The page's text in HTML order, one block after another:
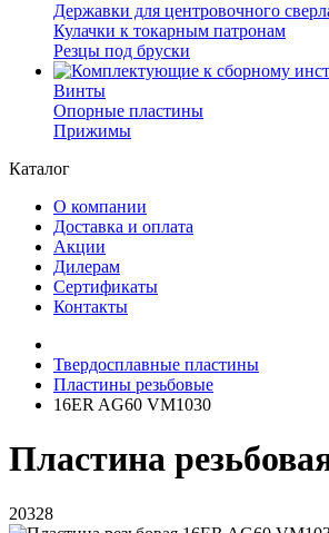
Державки для центровочного
Кулачки к токарным патронам
Резцы под бруски
Винты
Опорные пластины
Прижимы
Каталог
О компании
Доставка и оплата
Акции
Дилерам
Сертификаты
Контакты
Твердосплавные пластины
Пластины резьбовые
16ER AG60 VM1030
Пластина
20328